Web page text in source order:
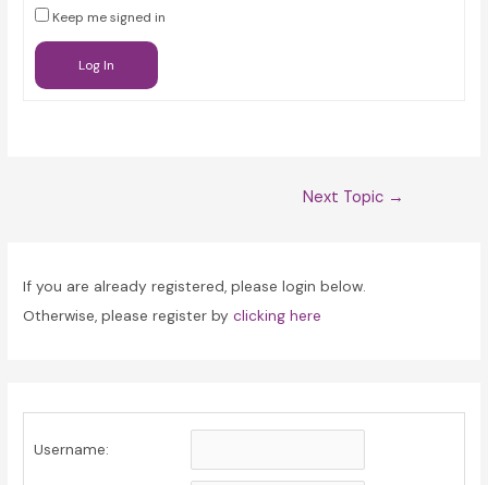
Keep me signed in
Log In
Next Topic →
If you are already registered, please login below.
Otherwise, please register byclicking here
Username: